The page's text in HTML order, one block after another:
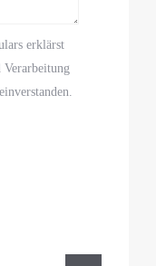
erklärst